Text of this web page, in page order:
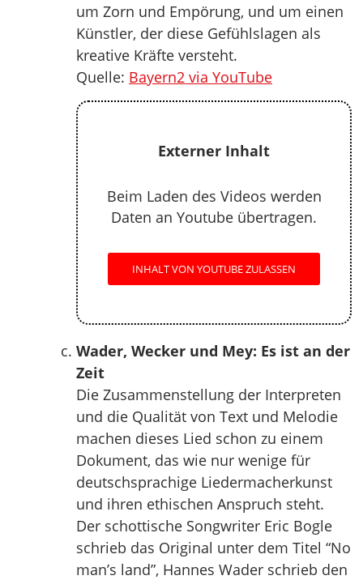
um Zorn und Empörung, und um einen
Künstler, der diese Gefühlslagen als
kreative Kräfte versteht.
Quelle: Bayern2 via YouTube
Externer Inhalt
Beim Laden des Videos werden
Daten an Youtube übertragen.
INHALT VON YOUTUBE ZULASSEN
Wader, Wecker und Mey: Es ist an der
Zeit
Die Zusammenstellung der Interpreten
und die Qualität von Text und Melodie
machen dieses Lied schon zu einem
Dokument, das wie nur wenige für
deutschsprachige Liedermacherkunst
und ihren ethischen Anspruch steht.
Der schottische Songwriter Eric Bogle
schrieb das Original unter dem Titel “No
man’s land”, Hannes Wader schrieb den